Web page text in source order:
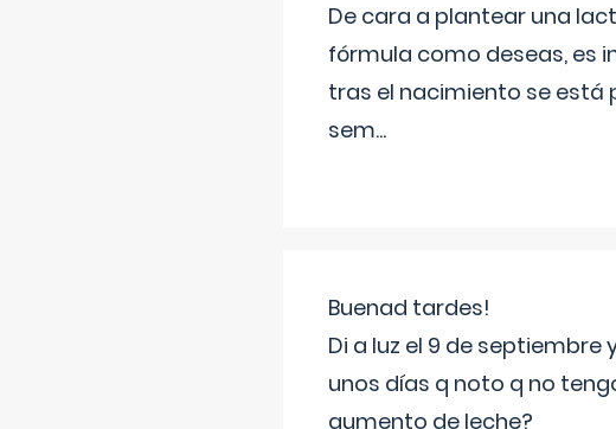
De cara a plantear una
fórmula como deseas, es
tras el nacimiento se está
sem...
Buenad tardes!
Di a luz el 9 de
unos días q noto q no
aumento de leche?